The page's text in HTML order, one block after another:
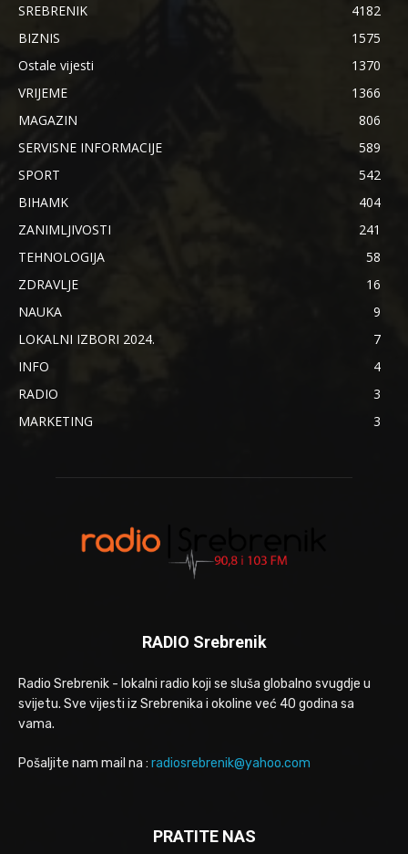
SREBRENIK
4182
BIZNIS
1575
Ostale vijesti
1370
VRIJEME
1366
MAGAZIN
806
SERVISNE INFORMACIJE
589
SPORT
542
BIHAMK
404
ZANIMLJIVOSTI
241
TEHNOLOGIJA
58
ZDRAVLJE
16
NAUKA
9
LOKALNI IZBORI 2024.
7
INFO
4
RADIO
3
MARKETING
3
RADIO Srebrenik
Radio Srebrenik - lokalni radio koji se sluša globalno svugdje u
svijetu. Sve vijesti iz Srebrenika i okoline već 40 godina sa
vama.
Pošaljite nam mail na : radiosrebrenik@yahoo.com
PRATITE NAS